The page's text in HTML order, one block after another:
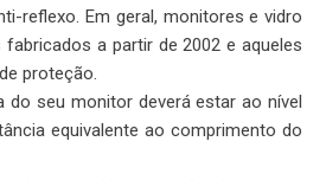
reflexo. Em geral, monitores e vidro
a partir de 2002 e aqueles
proteção.
do seu monitor deverá estar ao nível
equivalente ao comprimento do